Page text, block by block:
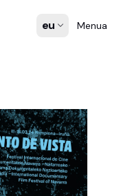
eu Menua